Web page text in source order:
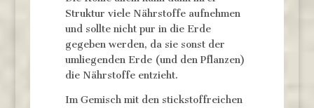
Struktur viele Nährstoffe aufnehmen
und sollte nicht pur in die Erde
gegeben werden, da sie sonst der
umliegenden Erde (und den Pflanzen)
die Nährstoffe entzieht.
Im Gemisch mit den stickstoffreichen